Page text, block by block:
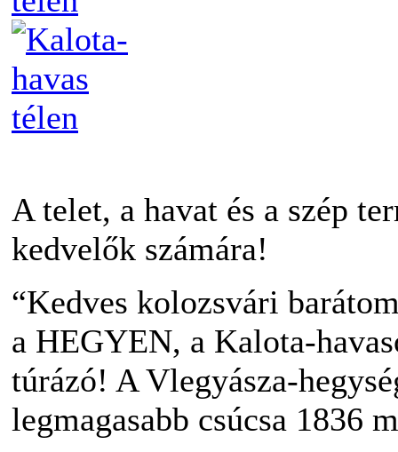
A telet, a havat és a szép
kedvelők számára!
“Kedves kolozsvári
a HEGYEN, a Kalota-
túrázó! A Vlegyásza-
legmagasabb csúcsa 1836